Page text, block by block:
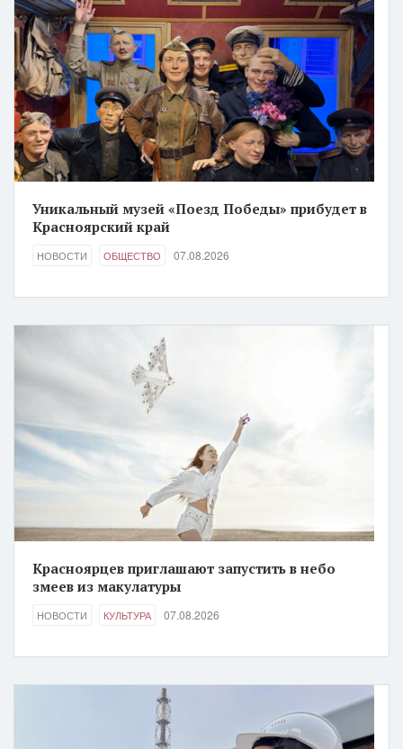
Уникальный музей «Поезд Победы» прибудет в
Красноярский край
НОВОСТИ ОБЩЕСТВО 07.08.2026
Красноярцев приглашают запустить в небо
змеев из макулатуры
НОВОСТИ КУЛЬТУРА 07.08.2026